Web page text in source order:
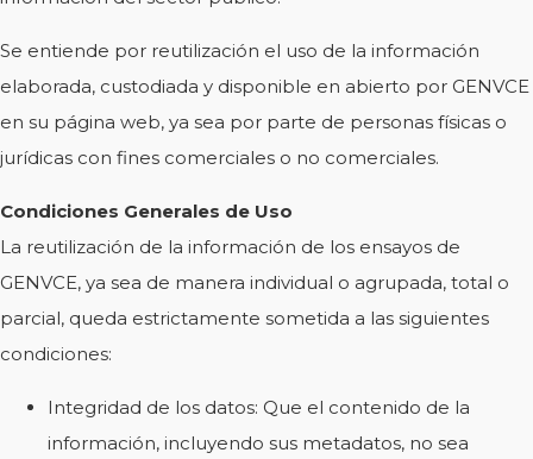
Se entiende por reutilización el uso de la información
elaborada, custodiada y disponible en abierto por GENVCE
en su página web, ya sea por parte de personas físicas o
jurídicas con fines comerciales o no comerciales.
Condiciones Generales de Uso
La reutilización de la información de los ensayos de
GENVCE, ya sea de manera individual o agrupada, total o
parcial, queda estrictamente sometida a las siguientes
condiciones:
Integridad de los datos: Que el contenido de la
información, incluyendo sus metadatos, no sea